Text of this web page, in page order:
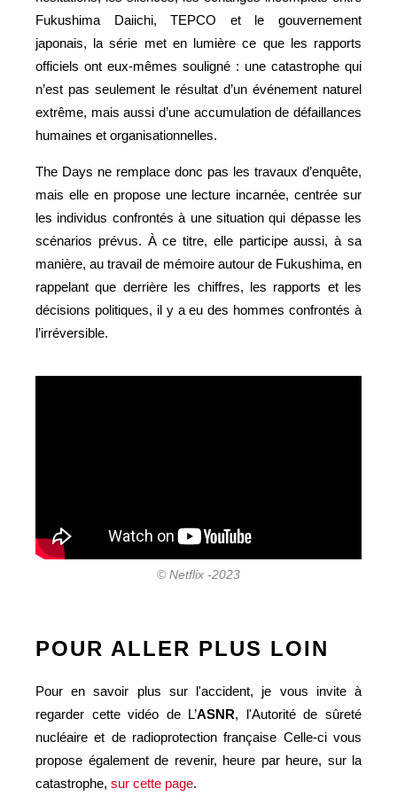
Fukushima Daiichi, TEPCO et le gouvernement
japonais, la série met en lumière ce que les rapports
officiels ont eux-mêmes souligné : une catastrophe qui
n’est pas seulement le résultat d’un événement naturel
extrême, mais aussi d’une accumulation de défaillances
humaines et organisationnelles.
The Days ne remplace donc pas les travaux d’enquête,
mais elle en propose une lecture incarnée, centrée sur
les individus confrontés à une situation qui dépasse les
scénarios prévus. À ce titre, elle participe aussi, à sa
manière, au travail de mémoire autour de Fukushima, en
rappelant que derrière les chiffres, les rapports et les
décisions politiques, il y a eu des hommes confrontés à
l’irréversible.
© Netflix -2023
POUR ALLER PLUS LOIN
Pour en savoir plus sur l'accident, je vous invite à
regarder cette vidéo de L’ASNR, l'Autorité de sûreté
nucléaire et de radioprotection française Celle-ci vous
propose également de revenir, heure par heure, sur la
catastrophe, sur cette page.